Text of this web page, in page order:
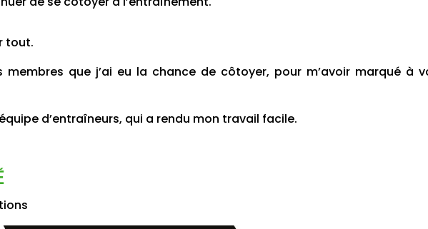
tout.
membres que j’ai eu la chance de côtoyer, pour m’avoir marqué à
d’entraîneurs, qui a rendu mon travail facile.